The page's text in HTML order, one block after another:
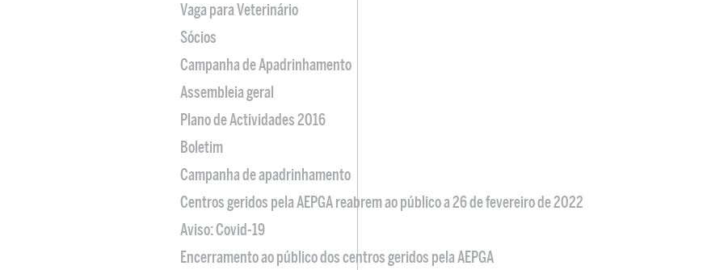
Vaga para Veterinário
Sócios
Campanha de Apadrinhamento
Assembleia geral
Plano de Actividades 2016
Boletim
Campanha de apadrinhamento
Centros geridos pela AEPGA reabrem ao público a 26 de fevereiro de 2022
Aviso: Covid-19
Encerramento ao público dos centros geridos pela AEPGA